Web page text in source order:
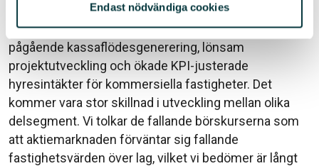
Endast nödvändiga cookies
med 2021. Substansvärdena kommer med stor
sannolikhet att fortsätta att stiga på grund av
pågående kassaflödesgenerering, lönsam
projektutveckling och ökade KPI-justerade
hyresintäkter för kommersiella fastigheter. Det
kommer vara stor skillnad i utveckling mellan olika
delsegment. Vi tolkar de fallande börskurserna som
att aktiemarknaden förväntar sig fallande
fastighetsvärden över lag, vilket vi bedömer är långt